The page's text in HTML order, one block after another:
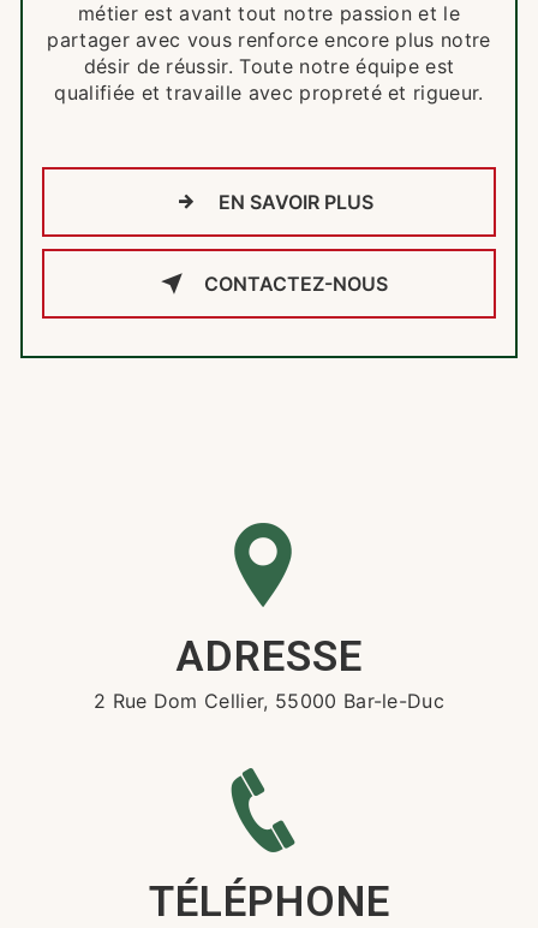
métier est avant tout notre passion et le
partager avec vous renforce encore plus notre
désir de réussir. Toute notre équipe est
qualifiée et travaille avec propreté et rigueur.
EN SAVOIR PLUS
CONTACTEZ-NOUS
ADRESSE
2 Rue Dom Cellier, 55000 Bar-le-Duc
TÉLÉPHONE